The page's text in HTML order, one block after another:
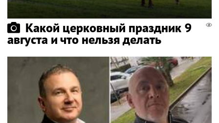
Какой церковный праздник 9
августа и что нельзя делать